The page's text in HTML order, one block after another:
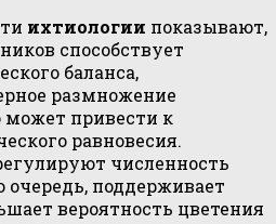
ихтиологии показывают,
способствует
баланса,
размножение
может привести к
равновесия.
численность
очередь, поддерживает
вероятность цветения